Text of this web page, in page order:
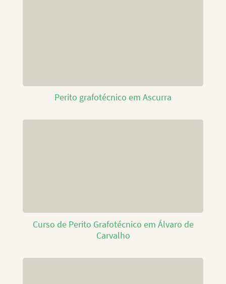
Perito grafotécnico em Ascurra
Curso de Perito Grafotécnico em Álvaro de
Carvalho